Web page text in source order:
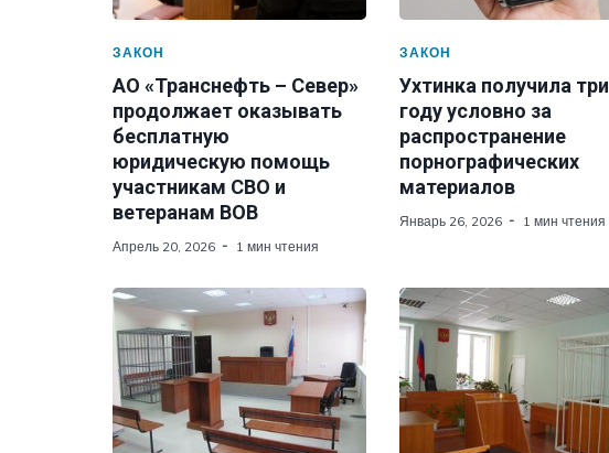
ЗАКОН
АО «Транснефть – Север»
продолжает оказывать
бесплатную
юридическую помощь
участникам СВО и
ветеранам ВОВ
Апрель 20, 2026 1 мин чтения
ЗАКОН
Ухтинка получила три
году условно за
распространение
порнографических
материалов
Январь 26, 2026 1 мин чтения